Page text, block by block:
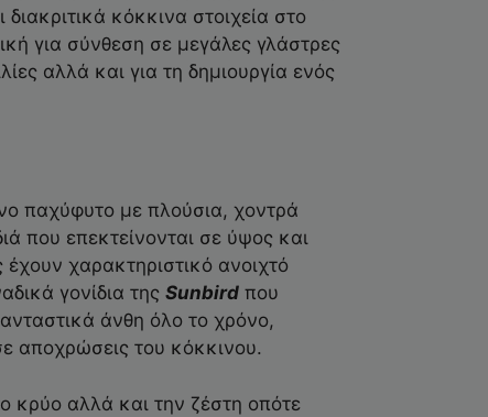
κόκκινα στοιχεία στο
για σύνθεση σε μεγάλες γλάστρες
αλλά και για τη δημιουργία ενός
παχύφυτο με πλούσια, χοντρά
που επεκτείνονται σε ύψος και
χαρακτηριστικό ανοιχτό
γονίδια της Sunbird που
άνθη όλο το χρόνο,
αποχρώσεις του κόκκινου.
κρύο αλλά και την ζέστη οπότε